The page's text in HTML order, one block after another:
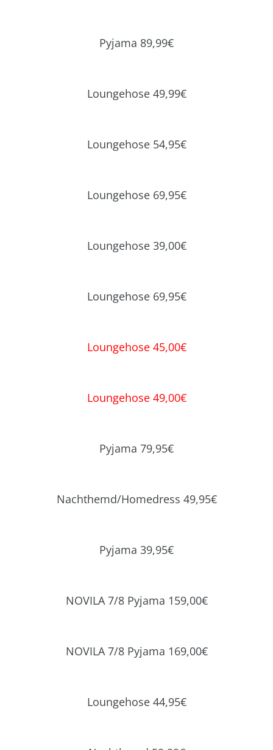
Pyjama 89,99€
Loungehose 49,99€
Loungehose 54,95€
Loungehose 69,95€
Loungehose 39,00€
Loungehose 69,95€
Loungehose 45,00€
Loungehose 49,00€
Pyjama 79,95€
Nachthemd/Homedress 49,95€
Pyjama 39,95€
NOVILA 7/8 Pyjama 159,00€
NOVILA 7/8 Pyjama 169,00€
Loungehose 44,95€